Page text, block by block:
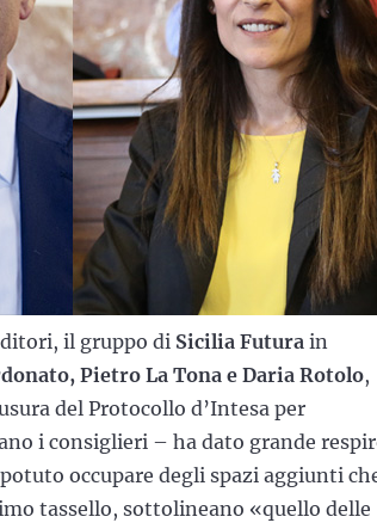
il gruppo di Sicilia Futura in
Pietro La Tona e Daria Rotolo,
del Protocollo d’Intesa per
i consiglieri – ha dato grande
occupare degli spazi aggiunti
tassello, sottolineano «quello delle